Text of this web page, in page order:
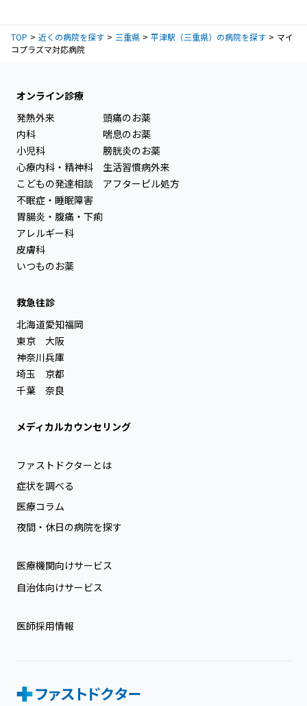
TOP 近くの病院を探す 三重県 平津駅（三重県）の病院を探す
マイ
コプラズマ対応病院
オンライン診療
発熱外来
内科
小児科
心療内科・精神科
こどもの発達相談
不眠症・睡眠障害
胃腸炎・腹痛・下痢
アレルギー科
皮膚科
いつものお薬
頭痛のお薬
喘息のお薬
膀胱炎のお薬
生活習慣病外来
アフターピル処方
救急往診
北海道
東京
神奈川
埼玉
千葉
愛知
大阪
兵庫
京都
奈良
福岡
メディカルカウンセリング
ファストドクターとは
症状を調べる
医療コラム
夜間・休日の病院を探す
医療機関向けサービス
自治体向けサービス
医師採用情報